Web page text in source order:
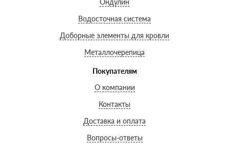
Ондулин
Водосточная система
Доборные элементы для кровли
Металлочерепица
Покупателям
О компании
Контакты
Доставка и оплата
Вопросы-ответы